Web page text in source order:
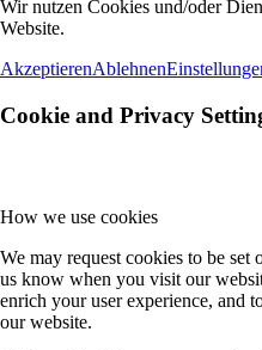
Wir nutzen Cookies und/oder
Website.
AkzeptierenAblehnen
Cookie and Privacy
How we use cookies
We may request cookies to be
us know when you visit our
enrich your user experience, and
our website.